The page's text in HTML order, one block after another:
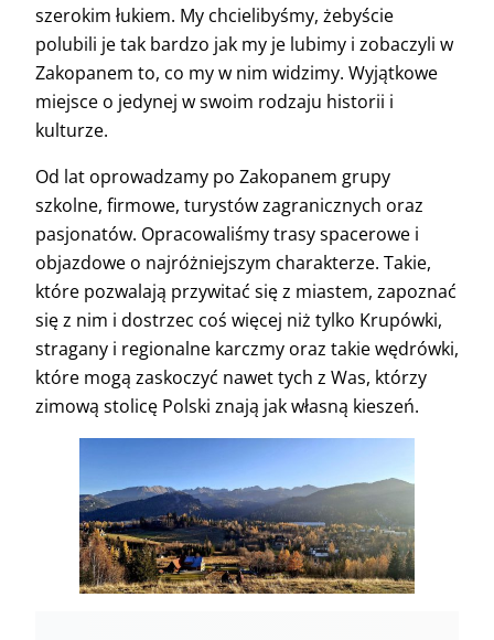
szerokim łukiem. My chcielibyśmy, żebyście
polubili je tak bardzo jak my je lubimy i zobaczyli w
Zakopanem to, co my w nim widzimy. Wyjątkowe
miejsce o jedynej w swoim rodzaju historii i
kulturze.
Od lat oprowadzamy po Zakopanem grupy
szkolne, firmowe, turystów zagranicznych oraz
pasjonatów. Opracowaliśmy trasy spacerowe i
objazdowe o najróżniejszym charakterze. Takie,
które pozwalają przywitać się z miastem, zapoznać
się z nim i dostrzec coś więcej niż tylko Krupówki,
stragany i regionalne karczmy oraz takie wędrówki,
które mogą zaskoczyć nawet tych z Was, którzy
zimową stolicę Polski znają jak własną kieszeń.